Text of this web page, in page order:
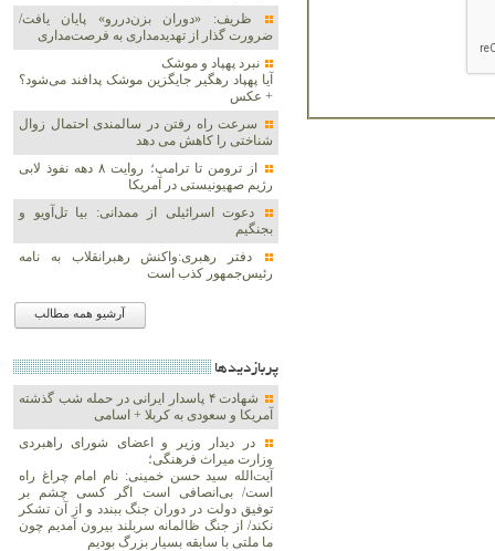
ظریف: «دوران بزن‌دررو» پایان یافت/
ضرورت گذار از تهدیدمداری به فرصت‌مداری
نبرد پهپاد و موشک‌
آیا پهپاد رهگیر جایگزین موشک‌ پدافند می‌شود؟
+ عکس
سرعت راه رفتن در سالمندی احتمال زوال
شناختی را کاهش می دهد
از ترومن تا ترامپ؛ روایت ۸ دهه نفوذ لابی
رژیم صهیونیستی در آمریکا
دعوت اسرائیلی از ممدانی: بیا تل‌آویو و
بجنگیم
دفتر رهبری:واکنش رهبرانقلاب به نامه
رئیس‌جمهور کذب است
آرشیو همه مطالب
پربازديدها
شهادت ۴ پاسدار ایرانی در حمله شب گذشته
آمریکا و سعودی به کربلا + اسامی
در دیدار وزیر و اعضای شورای راهبردی
وزارت‌ میراث فرهنگی؛
آیت‌الله سید حسن خمینی: نام امام چراغ راه
است/ بی‌انصافی است‌ اگر کسی چشم بر
توفیق دولت‌ در دوران جنگ ببندد و از آن تشکر
نکند/ از جنگ ظالمانه سربلند بیرون آمدیم چون
ما ملتی با سابقه بسیار بزرگ بودیم